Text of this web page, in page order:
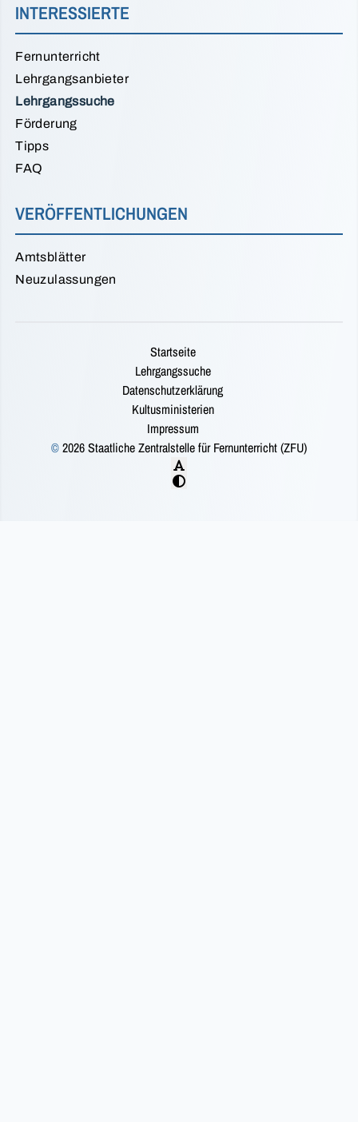
INTERESSIERTE
Fernunterricht
Lehrgangsanbieter
Lehrgangssuche
Förderung
Tipps
FAQ
VERÖFFENTLICHUNGEN
Amtsblätter
Neuzulassungen
Startseite
Lehrgangssuche
Datenschutzerklärung
Kultusministerien
Impressum
©2026 Staatliche Zentralstelle für Fernunterricht (ZFU)